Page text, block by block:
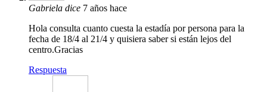
Gabriela dice 7 años hace
Hola consulta cuanto cuesta la estadía por persona para la
fecha de 18/4 al 21/4 y quisiera saber si están lejos del
centro.Gracias
Respuesta